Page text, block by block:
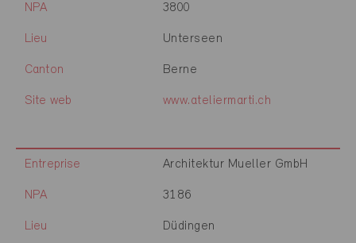
NPA 3800
Lieu Unterseen
Canton Berne
Site web www.ateliermarti.ch
Entreprise Architektur Mueller GmbH
NPA 3186
Lieu Düdingen